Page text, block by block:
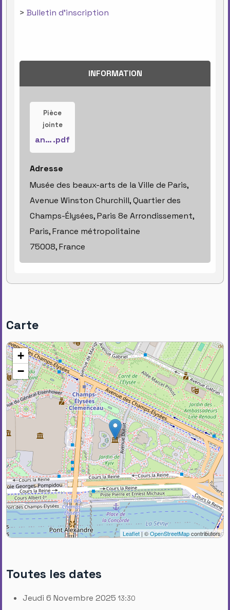
> Bulletin d'inscription
INFORMATION
Pièce
jointe
annonce-exposition-greuze.pdf
Adresse
Musée des beaux-arts de la Ville de Paris,
Avenue Winston Churchill, Quartier des
Champs-Élysées, Paris 8e Arrondissement,
Paris, France métropolitaine
75008, France
Carte
+
−
Leaflet| ©OpenStreetMapcontributors
Toutes les dates
Jeudi 6 Novembre 2025 13:30